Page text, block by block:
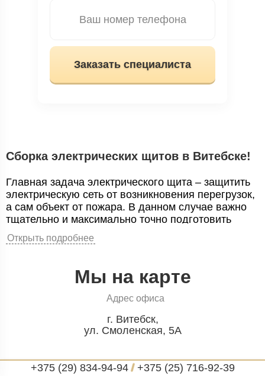
Заказать специалиста
Сборка электрических щитов в Витебске!
Главная задача электрического щита – защитить
электрическую сеть от возникновения перегрузок,
а сам объект от пожара. В данном случае важно
тщательно и максимально точно подготовить
проект и все необходимы расчеты. Следует
отметить, что неправильны расчет или ошибки в
создания проекта, необходимо учесть некоторые
нюансы. В процессе сборки необходимо учесть
советы специалистов. Данный пункт относится к
разделению некоторых подключения не
несколько частей. Такое разделение позволит
более быстро и точно обнаружить место
выключателе.
Открыть подробнее
Мы на карте
Адрес офиса
г. Витебск,
ул. Смоленская, 5А
+375 (29) 834-94-94 / +375 (25) 716-92-39